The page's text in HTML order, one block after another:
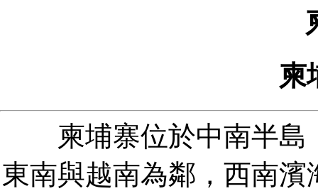
柬
柬埔寨位於中南半島
東南與越南為鄰，西南